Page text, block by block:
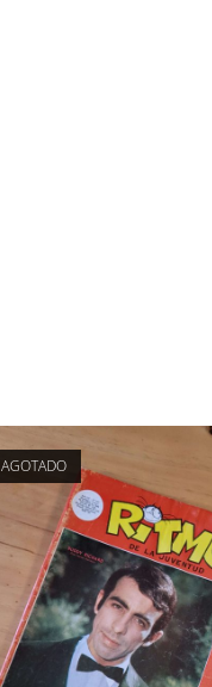
AGOTADO